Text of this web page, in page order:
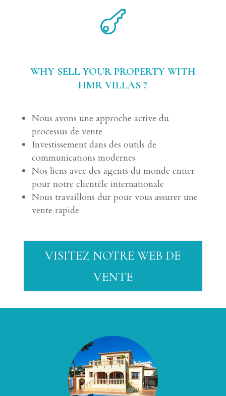

WHY SELL YOUR PROPERTY WITH
HMR VILLAS ?
Nous avons une approche active du
processus de vente
Investissement dans des outils de
communications modernes
Nos liens avec des agents du monde entier
pour notre clientèle internationale
Nous travaillons dur pour vous assurer une
vente rapide
VISITEZ NOTRE WEB DE
VENTE